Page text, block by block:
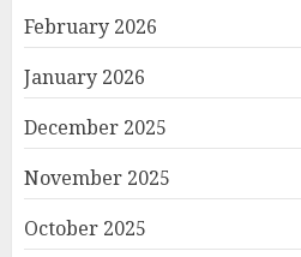
February 2026
January 2026
December 2025
November 2025
October 2025